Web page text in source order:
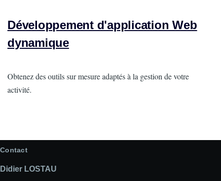
Développement d'application Web
dynamique
Intro
Obtenez des outils sur mesure adaptés à la gestion de votre
activité.
Contact
Didier LOSTAU